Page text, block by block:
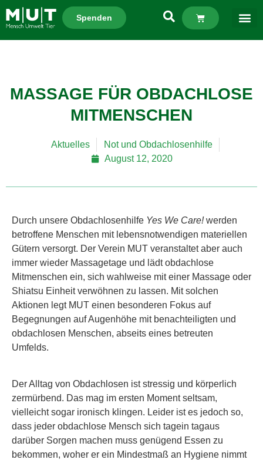
Spenden
MASSAGE FÜR OBDACHLOSE
MITMENSCHEN
Aktuelles
Not und Obdachlosenhilfe
August 12, 2020
Durch unsere Obdachlosenhilfe Yes We Care!werden
betroffene Menschen mit lebensnotwendigen materiellen
Gütern versorgt. Der Verein MUT veranstaltet aber auch
immer wieder Massagetage und lädt obdachlose
Mitmenschen ein, sich wahlweise mit einer Massage oder
Shiatsu Einheit verwöhnen zu lassen. Mit solchen
Aktionen legt MUT einen besonderen Fokus auf
Begegnungen auf Augenhöhe mit benachteiligten und
obdachlosen Menschen, abseits eines betreuten
Umfelds.
Der Alltag von Obdachlosen ist stressig und körperlich
zermürbend. Das mag im ersten Moment seltsam,
vielleicht sogar ironisch klingen. Leider ist es jedoch so,
dass jeder obdachlose Mensch sich tagein tagaus
darüber Sorgen machen muss genügend Essen zu
bekommen, woher er ein Mindestmaß an Hygiene nimmt